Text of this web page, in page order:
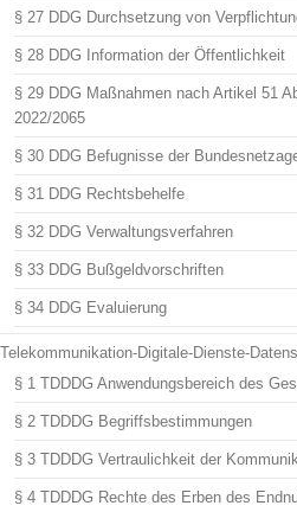
§ 27 DDG Durchsetzung von
§ 28 DDG Information der Öffentlichkeit
§ 29 DDG Maßnahmen nach Artikel 51
2022/2065
§ 30 DDG Befugnisse der
§ 31 DDG Rechtsbehelfe
§ 32 DDG Verwaltungsverfahren
§ 33 DDG Bußgeldvorschriften
§ 34 DDG Evaluierung
Telekommunikation-Digitale-Dienste-
§ 1 TDDDG Anwendungsbereich des
§ 2 TDDDG Begriffsbestimmungen
§ 3 TDDDG Vertraulichkeit der
§ 4 TDDDG Rechte des Erben des